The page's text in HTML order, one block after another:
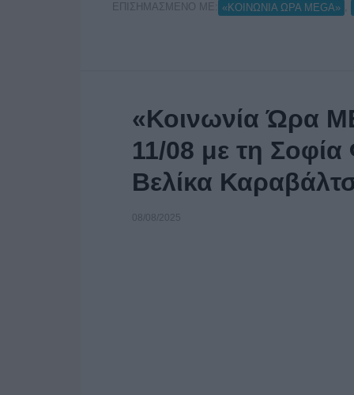
ΕΠΙΣΗΜΑΣΜΕΝΟ ΜΕ: «ΚΟΙΝΩΝΙΑ ΩΡΑ MEGA»
«Κοινωνία Ώρα
11/08 με τη
Βελίκα
08/08/2025